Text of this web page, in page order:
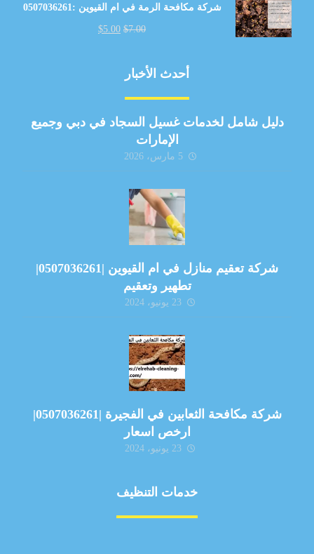
شركة مكافحة الرمة في ام القيوين :0507036261
$7.00
$5.00
أحدث الأخبار
دليل شامل لخدمات غسيل السجاد في دبي وجميع
الإمارات
5 مارس، 2026
شركة تعقيم منازل في ام القيوين |0507036261|
تطهير وتعقيم
23 يونيو، 2024
شركة مكافحة الثعابين في الفجيرة |0507036261|
ارخص اسعار
23 يونيو، 2024
خدمات التنظيف